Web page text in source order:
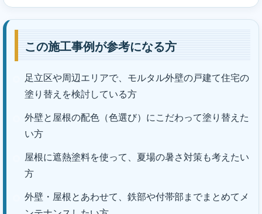
この施工事例が参考になる方
足立区や周辺エリアで、モルタル外壁の戸建て住宅の
塗り替えを検討している方
外壁と屋根の配色（色選び）にこだわって塗り替えた
い方
屋根に遮熱塗料を使って、夏場の暑さ対策も考えたい
方
外壁・屋根とあわせて、鉄部や付帯部までまとめてメ